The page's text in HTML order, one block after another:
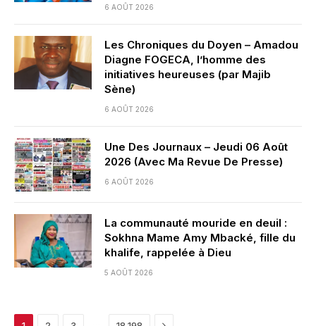
6 AOÛT 2026
Les Chroniques du Doyen – Amadou
Diagne FOGECA, l’homme des
initiatives heureuses (par Majib
Sène)
6 AOÛT 2026
Une Des Journaux – Jeudi 06 Août
2026 (Avec Ma Revue De Presse)
6 AOÛT 2026
La communauté mouride en deuil :
Sokhna Mame Amy Mbacké, fille du
khalife, rappelée à Dieu
5 AOÛT 2026